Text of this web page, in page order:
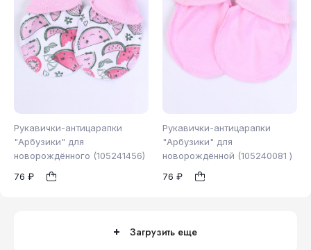
Рукавички-антицарапки
"Арбузики" для
новорождённого (105241456)
76 ₽
Рукавички-антицарапки
"Арбузики" для
новорождённой (105240081 )
76 ₽
Загрузить еще